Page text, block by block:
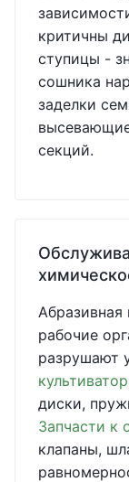
критичны
ступицы -
сошника
заделки
секций.
Абразивная
рабочие
разрушают
диски,
Запчасти к
клапаны,